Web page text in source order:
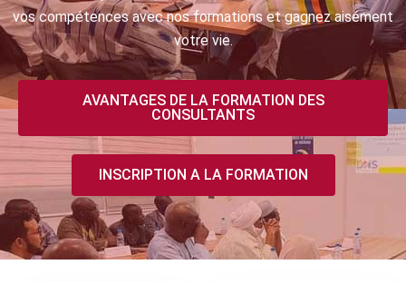
vos compétences avec nos formations et gagnez aisément
votre vie.
AVANTAGES DE LA FORMATION DES
CONSULTANTS
INSCRIPTION A LA FORMATION